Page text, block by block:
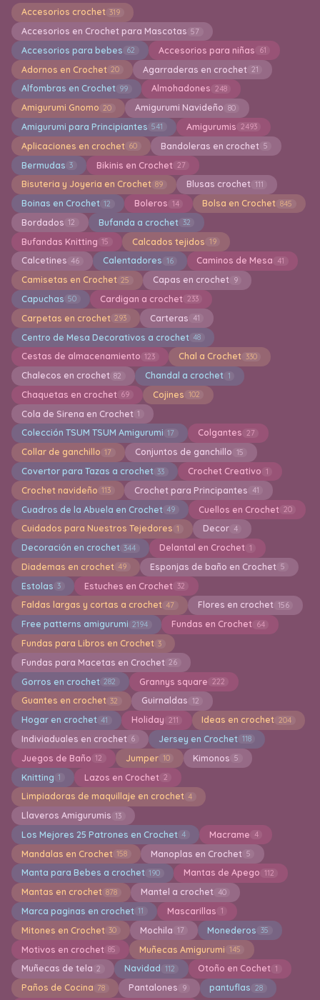
Accesorios crochet 319
Accesorios en Crochet para Mascotas 57
Accesorios para bebes 62 Accesorios para niñas 61
Adornos en Crochet 20 Agarraderas en crochet 21
Alfombras en Crochet 99 Almohadones 248
Amigurumi Gnomo 20 Amigurumi Navideño 80
Amigurumi para Principiantes 541 Amigurumis 2493
Aplicaciones en crochet 60 Bandoleras en crochet 5
Bermudas 3 Bikinis en Crochet 27
Bisuteria y Joyeria en Crochet 89 Blusas crochet 111
Boinas en Crochet 12 Boleros 14 Bolsa en Crochet 845
Bordados 12 Bufanda a crochet 32
Bufandas Knitting 15 Calcados tejidos 19
Calcetines 46 Calentadores 16 Caminos de Mesa 41
Camisetas en Crochet 25 Capas en crochet 9
Capuchas 50 Cardigan a crochet 233
Carpetas en crochet 293 Carteras 41
Centro de Mesa Decorativos a crochet 48
Cestas de almacenamiento 123 Chal a Crochet 330
Chalecos en crochet 82 Chandal a crochet 1
Chaquetas en crochet 69 Cojines 102
Cola de Sirena en Crochet 1
Colección TSUM TSUM Amigurumi 17 Colgantes 27
Collar de ganchillo 17 Conjuntos de ganchillo 15
Covertor para Tazas a crochet 33 Crochet Creativo 1
Crochet navideño 113 Crochet para Principantes 41
Cuadros de la Abuela en Crochet 49 Cuellos en Crochet 20
Cuidados para Nuestros Tejedores 1 Decor 4
Decoración en crochet 344 Delantal en Crochet 1
Diademas en crochet 49 Esponjas de baño en Crochet 5
Estolas 3 Estuches en Crochet 32
Faldas largas y cortas a crochet 47 Flores en crochet 156
Free patterns amigurumi 2194 Fundas en Crochet 64
Fundas para Libros en Crochet 3
Fundas para Macetas en Crochet 26
Gorros en crochet 282 Grannys square 222
Guantes en crochet 32 Guirnaldas 12
Hogar en crochet 41 Holiday 211 Ideas en crochet 204
Indiviaduales en crochet 6 Jersey en Crochet 118
Juegos de Baño 12 Jumper 10 Kimonos 5
Knitting 1 Lazos en Crochet 2
Limpiadoras de maquillaje en crochet 4
Llaveros Amigurumis 13
Los Mejores 25 Patrones en Crochet 4 Macrame 4
Mandalas en Crochet 158 Manoplas en Crochet 5
Manta para Bebes a crochet 190 Mantas de Apego 112
Mantas en crochet 878 Mantel a crochet 40
Marca paginas en crochet 11 Mascarillas 1
Mitones en Crochet 30 Mochila 17 Monederos 35
Motivos en crochet 85 Muñecas Amigurumi 145
Muñecas de tela 2 Navidad 112 Otoño en Cochet 1
Paños de Cocina 78 Pantalones 9 pantuflas 28